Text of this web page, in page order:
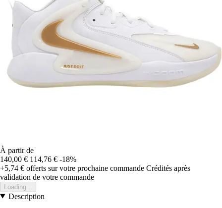
À partir de
140,00 € 114,76 € -18%
+5,74 € offerts sur votre prochaine commande Crédités après
validation de votre commande
Loading...
Description